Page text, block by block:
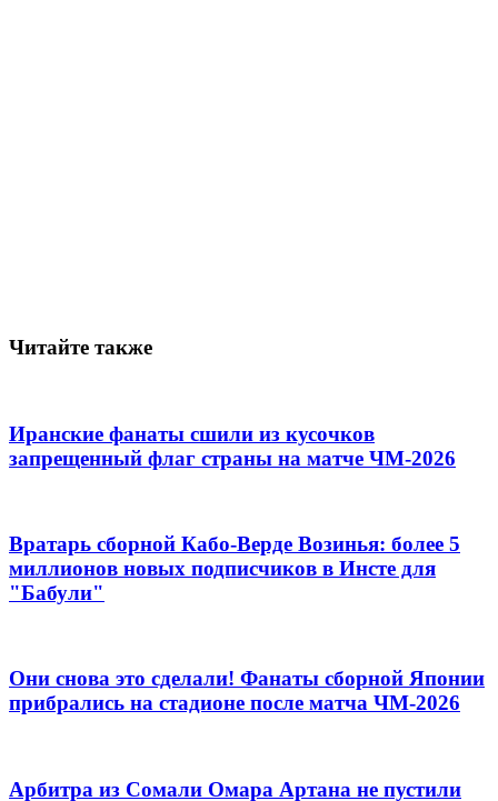
Читайте также
Иранские фанаты сшили из кусочков
запрещенный флаг страны на матче ЧМ-2026
Вратарь сборной Кабо-Верде Возинья: более 5
миллионов новых подписчиков в Инсте для
"Бабули"
Они снова это сделали! Фанаты сборной Японии
прибрались на стадионе после матча ЧМ-2026
Арбитра из Сомали Омара Артана не пустили